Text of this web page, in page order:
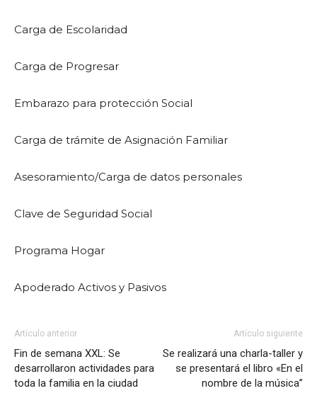
Carga de Escolaridad
Carga de Progresar
Embarazo para protección Social
Carga de trámite de Asignación Familiar
Asesoramiento/Carga de datos personales
Clave de Seguridad Social
Programa Hogar
Apoderado Activos y Pasivos
Artículo anterior
Fin de semana XXL: Se
desarrollaron actividades para
toda la familia en la ciudad
Artículo siguiente
Se realizará una charla-taller y
se presentará el libro «En el
nombre de la música”